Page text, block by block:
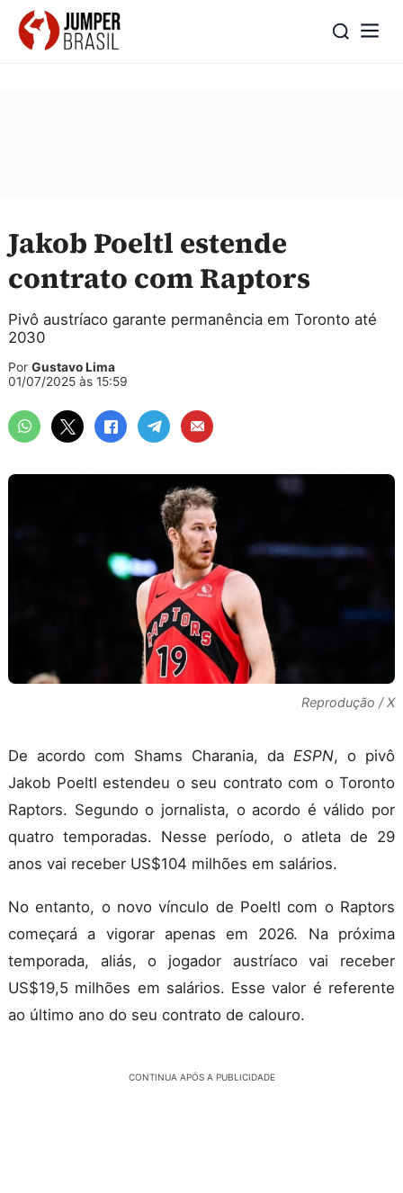
Jakob Poeltl estende
contrato com Raptors
Pivô austríaco garante permanência em Toronto até
2030
Por Gustavo Lima
01/07/2025 às 15:59
Reprodução / X
De acordo com Shams Charania, da ESPN, o pivô
Jakob Poeltl estendeu o seu contrato com o Toronto
Raptors. Segundo o jornalista, o acordo é válido por
quatro temporadas. Nesse período, o atleta de 29
anos vai receber US$104 milhões em salários.
No entanto, o novo vínculo de Poeltl com o Raptors
começará a vigorar apenas em 2026. Na próxima
temporada, aliás, o jogador austríaco vai receber
US$19,5 milhões em salários. Esse valor é referente
ao último ano do seu contrato de calouro.
CONTINUA APÓS A PUBLICIDADE